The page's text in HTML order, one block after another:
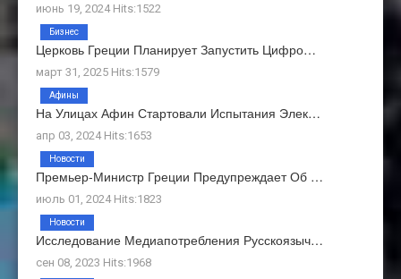
июнь 19, 2024 Hits:1522
Церковь Греции Планирует Запустить Цифро…
март 31, 2025 Hits:1579
Бизнес
На Улицах Афин Стартовали Испытания Элек…
апр 03, 2024 Hits:1653
Афины
Премьер-Министр Греции Предупреждает Об …
июль 01, 2024 Hits:1823
Новости
Исследование Медиапотребления Русскоязыч…
сен 08, 2023 Hits:1968
Новости